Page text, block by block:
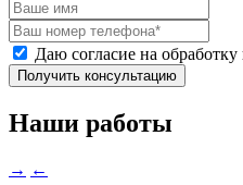
Даю согласие на
Получить консультацию
Наши работы
→ ←